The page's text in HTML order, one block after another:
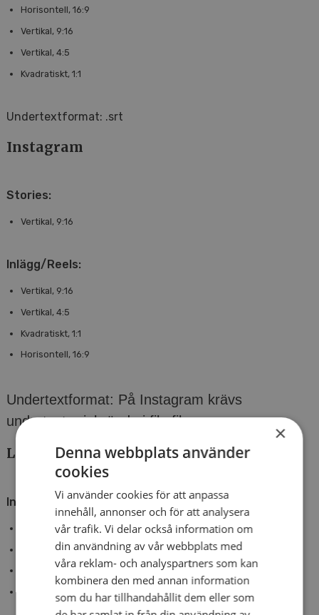
Horisontell, 16:9
Vertikal, 9:16
Vertikal, 4:5
Kvadratiskt, 1:1
Undertextformat: .srt
Instagram
Stories:
Vertikal, 9:16
Inlägg/Reels:
Vertikal, 9:16
Vertikal, 4:5
Kvadratiskt, 1:1
Horisontell, 16:9
Undertextformat: På Instagram krävs
undertexter inbrända i filmfilen.
LinkedIn
Inlägg
Horisontell, 16:9
Kvadratisk, 1:1
Vertikal, 9:16
Vertikal, 4:5 (Det går att lägga upp videor i 9:16, men då LinkedIn
anpassar filmen för en 4:5-ruta är 4:5 att föredra)
×
Denna webbplats använder
cookies
Vi använder cookies för att anpassa
innehåll, annonser och för att analysera
vår trafik. Vi delar också information om
din användning av vår webbplats med
våra reklam- och analyspartners som kan
kombinera den med annan information
som du har tillhandahållit dem eller som